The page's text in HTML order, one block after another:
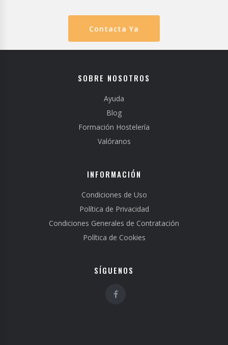
Contacta Ya
SOBRE NOSOTROS
Ayuda
Blog
Formación Hostelería
Valóranos
INFORMACIÓN
Condiciones de Uso
Política de Privacidad
Condiciones Generales de Contratación
Política de Cookies
SÍGUENOS